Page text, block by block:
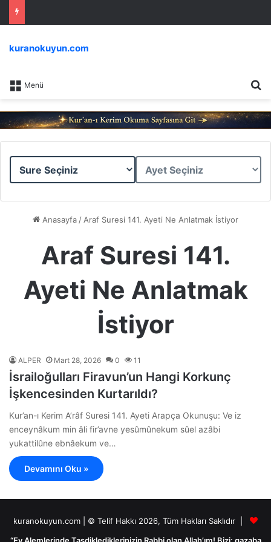
Menü
kuranokuyun.com
Sure
Ayet
Anasayfa / Araf Suresi 141. Ayeti Ne Anlatmak İstiyor
Araf Suresi 141.
Ayeti Ne Anlatmak
İstiyor
ALPER Mart 28, 2026 0 11
İsrailoğulları Firavun’un Hangi Korkunç
İşkencesinden Kurtarıldı?
Kur’an-ı Kerim A’râf Suresi 141. Ayeti Arapça Okunuşu: Ve iz
enceynâkum min âli fir’avne yesûmûnekum sûel azâbi
yukattilûne ebnâekum ve…
Devamını Oku »
kuranokuyun.com | © Telif Hakkı 2026, Tüm Hakları Saklıdır |